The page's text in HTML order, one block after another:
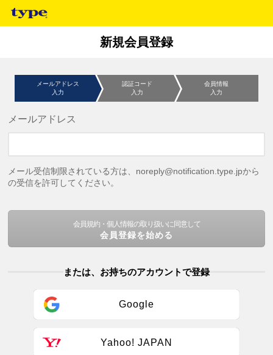
新規会員登録
メールアドレス
入力
認証コード
入力
会員情報
入力
メールアドレス
メール受信制限されている方は、noreply@notification.type.jpから
の受信を許可してください。
会員規約・個人情報の取り扱いに同意して
会員登録を始める
または、お持ちのアカウントで登録
Google
Yahoo! JAPAN